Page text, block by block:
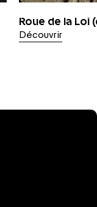
Roue de la Loi
Découvrir